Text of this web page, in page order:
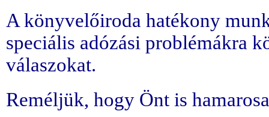
A könyvelőiroda hatékony
speciális adózási problémákra
válaszokat.
Reméljük, hogy Önt is